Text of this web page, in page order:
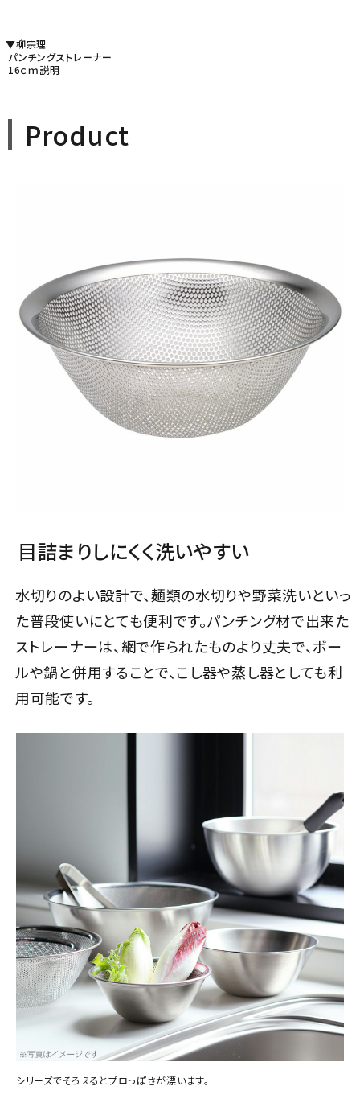
▼柳宗理
パンチングストレーナー
16ｃｍ説明
Product
目詰まりしにくく洗いやすい
水切りのよい設計で、麺類の水切りや野菜洗いといっ
た普段使いにとても便利です。パンチング材で出来た
ストレーナーは、網で作られたものより丈夫で、ボー
ルや鍋と併用することで、こし器や蒸し器としても利
用可能です。
シリーズでそろえるとプロっぽさが漂います。